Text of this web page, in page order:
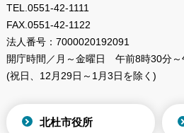
TEL. 0551-42-1111
FAX. 0551-42-1122
法人番号： 7000020192091
開庁時間／月～金曜日
午前8時30分～
(祝日、12月29日～1月3日を除く)
北杜市役所